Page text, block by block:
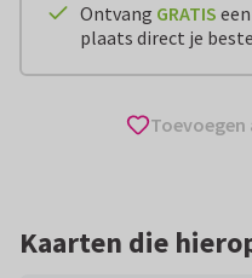
Ontvang GRATIS
plaats direct je
Kaarten die